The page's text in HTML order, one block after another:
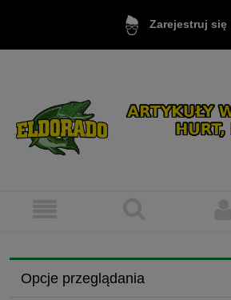
Zarejestruj się
Opcje przeglądania